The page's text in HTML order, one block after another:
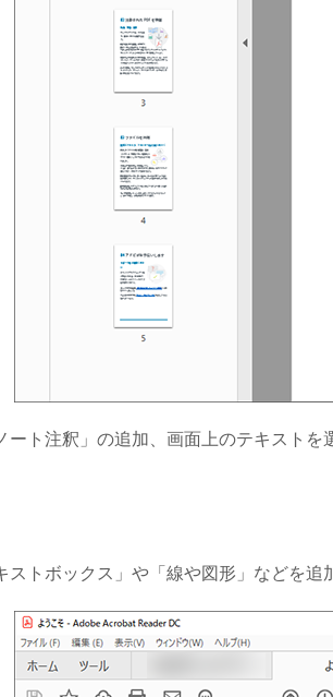
ート注釈」の追加、画面上のテキストを
ストボックス」や「線や図形」などを